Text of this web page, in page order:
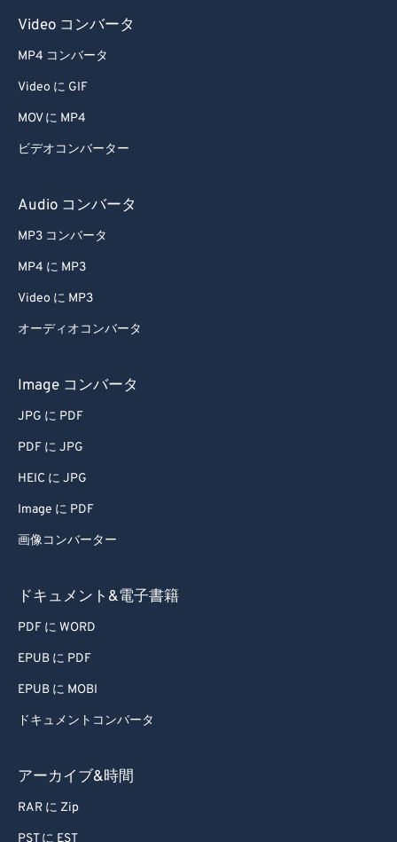
Video コンバータ
MP4 コンバータ
Video に GIF
MOV に MP4
ビデオコンバーター
Audio コンバータ
MP3 コンバータ
MP4 に MP3
Video に MP3
オーディオコンバータ
Image コンバータ
JPG に PDF
PDF に JPG
HEIC に JPG
Image に PDF
画像コンバーター
ドキュメント&電子書籍
PDF に WORD
EPUB に PDF
EPUB に MOBI
ドキュメントコンバータ
アーカイブ&時間
RAR に Zip
PST に EST